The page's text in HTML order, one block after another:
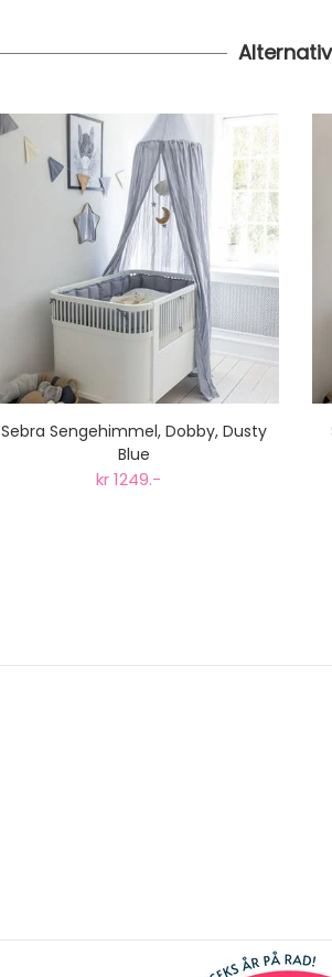
Sebra Sengehimmel, Dobby, Dusty
Blue
kr 1249.-